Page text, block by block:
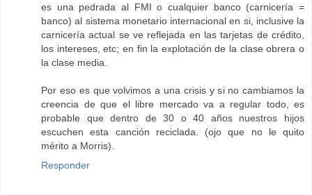
es una pedrada al FMI o cualquier banco (carnicería =
banco) al sistema monetario internacional en si, inclusive la
carnicería actual se ve reflejada en las tarjetas de crédito,
los intereses, etc; en fin la explotación de la clase obrera o
la clase media.
Por eso es que volvimos a una crisis y si no cambiamos la
creencia de que el libre mercado va a regular todo, es
probable que dentro de 30 o 40 años nuestros hijos
escuchen esta canción reciclada. (ojo que no le quito
mérito a Morris).
Responder